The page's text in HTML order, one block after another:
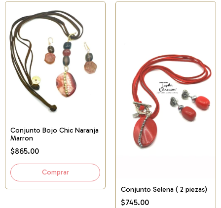
Conjunto Bojo Chic Naranja
Marron
$865.00
Conjunto Selena ( 2 piezas)
$745.00